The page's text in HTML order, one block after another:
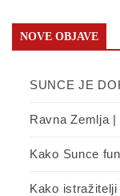
NOVE OBJAVE
SUNCE JE
Ravna Zemlja
Kako Sunce
Kako